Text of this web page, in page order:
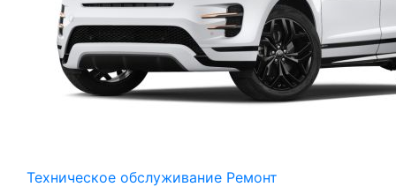
Техническое обслуживание Ремонт